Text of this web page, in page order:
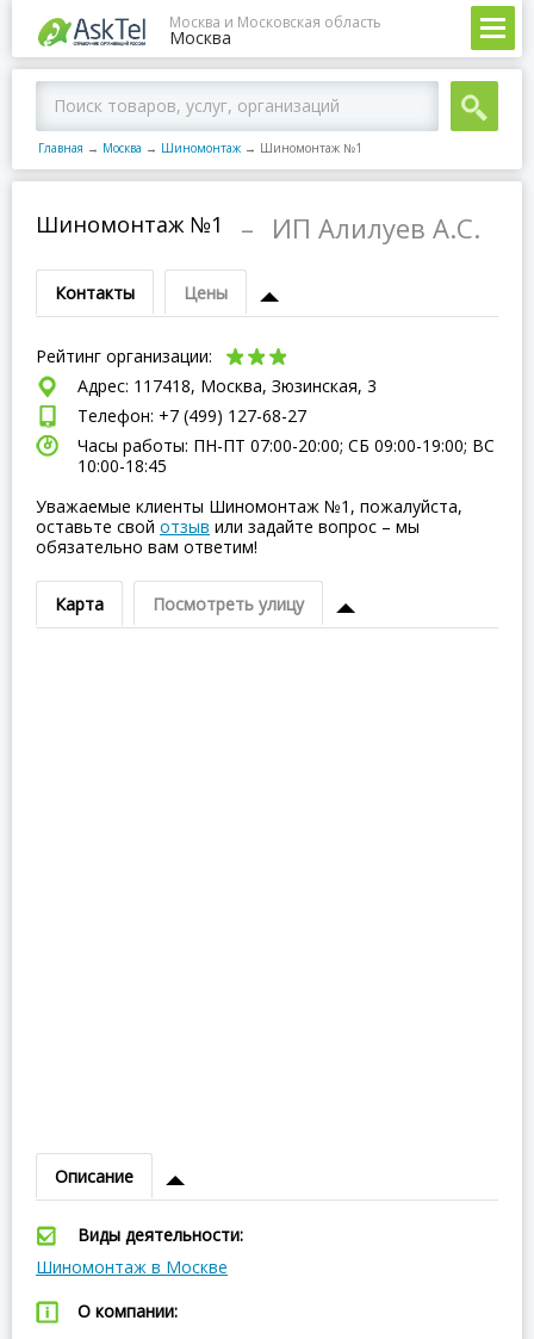
Москва и Московская область
Москва
Главная → Москва → Шиномонтаж → Шиномонтаж №1
Шиномонтаж №1 – ИП Алилуев А.С.
Контакты Цены
Рейтинг организации:
Адрес: 117418, Москва, Зюзинская, 3
Телефон: +7 (499) 127-68-27
Часы работы: ПН-ПТ 07:00-20:00; СБ 09:00-19:00; ВC
10:00-18:45
Уважаемые клиенты Шиномонтаж №1, пожалуйста,
оставьте свой отзыв или задайте вопрос – мы
обязательно вам ответим!
Карта Посмотреть улицу
Описание
Виды деятельности:
Шиномонтаж в Москве
О компании: